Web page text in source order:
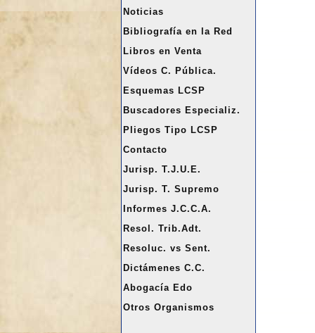
rNoticias
Bibliografía en la Red
Libros en Venta
Vídeos C. Pública.
Esquemas LCSP
Buscadores Especializ.
Pliegos Tipo LCSP
Contacto
Jurisp. T.J.U.E.
Jurisp. T. Supremo
Informes J.C.C.A.
Resol. Trib.Adt.
Resoluc. vs Sent.
Dictámenes C.C.
Abogacía Edo
Otros Organismos